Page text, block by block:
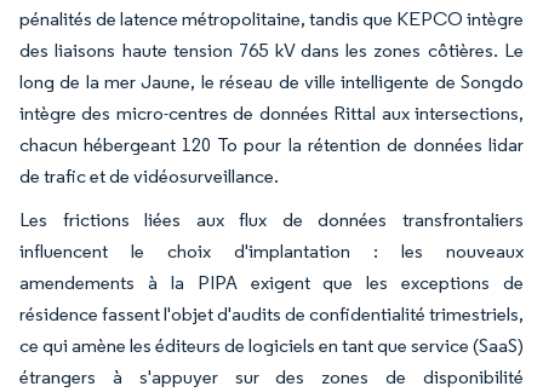
pénalités de latence métropolitaine, tandis que KEPCO intègre
des liaisons haute tension 765 kV dans les zones côtières. Le
long de la mer Jaune, le réseau de ville intelligente de Songdo
intègre des micro-centres de données Rittal aux intersections,
chacun hébergeant 120 To pour la rétention de données lidar
de trafic et de vidéosurveillance.
Les frictions liées aux flux de données transfrontaliers
influencent le choix d'implantation : les nouveaux
amendements à la PIPA exigent que les exceptions de
résidence fassent l'objet d'audits de confidentialité trimestriels,
ce qui amène les éditeurs de logiciels en tant que service (SaaS)
étrangers à s'appuyer sur des zones de disponibilité